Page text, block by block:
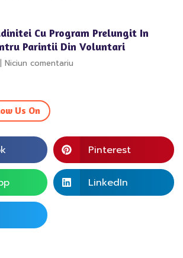
Cu Program Prelungit In
Parintii Din Voluntari
Niciun comentariu
Us On
Pinterest
LinkedIn